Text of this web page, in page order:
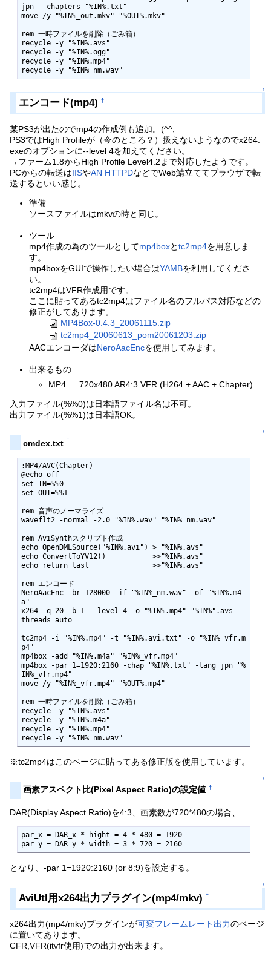
jpn --chapters "%IN%.txt"
move /y "%IN%_out.mkv" "%OUT%.mkv"
rem 一時ファイルを削除（ごみ箱）
recycle -y "%IN%.avs"
recycle -y "%IN%.ogg"
recycle -y "%IN%.mp4"
recycle -y "%IN%_nm.wav"
↑
エンコード(mp4) †
某PS3が出たのでmp4の作成例も追加。(^^;
PS3ではHigh Profileが（今のところ？）扱えないようなのでx264.
exeのオプションに--level 4を加えてください。
→ファーム1.8からHigh Profile Level4.2まで対応したようです。
PCからの転送はIISやAN HTTPDなどでWeb鯖立ててブラウザで転
送するといい感じ。
準備
ソースファイルはmkvの時と同じ。
ツール
mp4作成の為のツールとしてmp4boxとtc2mp4を用意しま
す。
mp4boxをGUIで操作したい場合はYAMBを利用してくださ
い。
tc2mp4はVFR作成用です。
ここに貼ってあるtc2mp4はファイル名のフルパス対応などの
修正がしてあります。
MP4Box-0.4.3_20061115.zip
tc2mp4_20060613_pom20061203.zip
AACエンコーダはNeroAacEncを使用してみます。
出来るもの
MP4 … 720x480 AR4:3 VFR (H264 + AAC + Chapter)
入力ファイル(%%0)は日本語ファイル名は不可。
出力ファイル(%%1)は日本語OK。
↑
cmdex.txt †
:MP4/AVC(Chapter)
@echo off
set IN=%%0
set OUT=%%1
rem 音声のノーマライズ
waveflt2 -normal -2.0 "%IN%.wav" "%IN%_nm.wav"
rem AviSynthスクリプト作成
echo OpenDMLSource("%IN%.avi") > "%IN%.avs"
echo ConvertToYV12()           >>"%IN%.avs"
echo return last               >>"%IN%.avs"
rem エンコード
NeroAacEnc -br 128000 -if "%IN%_nm.wav" -of "%IN%.m4
a"
x264 -q 20 -b 1 --level 4 -o "%IN%.mp4" "%IN%".avs --
threads auto
tc2mp4 -i "%IN%.mp4" -t "%IN%.avi.txt" -o "%IN%_vfr.m
p4"
mp4box -add "%IN%.m4a" "%IN%_vfr.mp4"
mp4box -par 1=1920:2160 -chap "%IN%.txt" -lang jpn "%
IN%_vfr.mp4"
move /y "%IN%_vfr.mp4" "%OUT%.mp4"
rem 一時ファイルを削除（ごみ箱）
recycle -y "%IN%.avs"
recycle -y "%IN%.m4a"
recycle -y "%IN%.mp4"
recycle -y "%IN%_nm.wav"
※tc2mp4はこのページに貼ってある修正版を使用しています。
↑
画素アスペクト比(Pixel Aspect Ratio)の設定値 †
DAR(Display Aspect Ratio)を4:3、画素数が720*480の場合、
par_x = DAR_x * hight = 4 * 480 = 1920
par_y = DAR_y * width = 3 * 720 = 2160
となり、-par 1=1920:2160 (or 8:9)を設定する。
↑
AviUtl用x264出力プラグイン(mp4/mkv) †
x264出力(mp4/mkv)プラグインが可変フレームレート出力のページ
に置いてあります。
CFR,VFR(itvfr使用)での出力が出来ます。